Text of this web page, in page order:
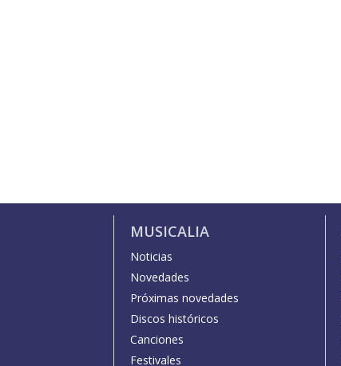
MUSICALIA
Noticias
Novedades
Próximas novedades
Discos históricos
Canciones
Festivales